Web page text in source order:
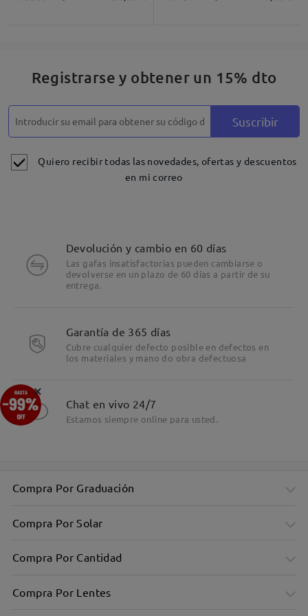
Detalles
Registrarse y obtener un 15% dto
Suscribir
Quiero recibir todas las novedades, ofertas y descuentos
en mi correo
Devolución y cambio en 60 días
Las gafas insatisfactorias pueden cambiarse o
devolverse en un plazo de 60 días a partir de su
entrega.
Garantía de 365 días
Cubre cualquier defecto posible en defectos en
los materiales y mano do obra defectuosa
Chat en vivo 24/7
Estamos siempre online para usted.
Compra Por Graduación
Compra Por Solar
Compra Por Cantidad
Compra Por Lentes
×